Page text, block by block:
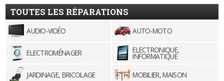
TOUTES LES RÉPARATIONS
AUDIO-VIDÉO AUTO-MOTO
ELECTROMÉNAGER ELECTRONIQUE,
INFORMATIQUE
JARDINAGE, BRICOLAGE
MOBILIER, MAISON